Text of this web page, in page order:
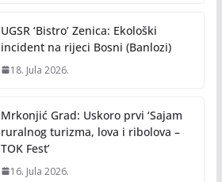
UGSR ‘Bistro’ Zenica: Ekološki
incident na rijeci Bosni (Banlozi)
18. Jula 2026.
Mrkonjić Grad: Uskoro prvi ‘Sajam
ruralnog turizma, lova i ribolova –
TOK Fest’
16. Jula 2026.